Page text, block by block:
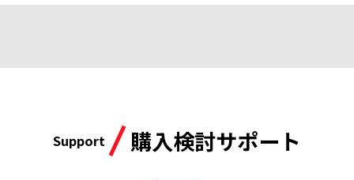
Support 購入検討サポート